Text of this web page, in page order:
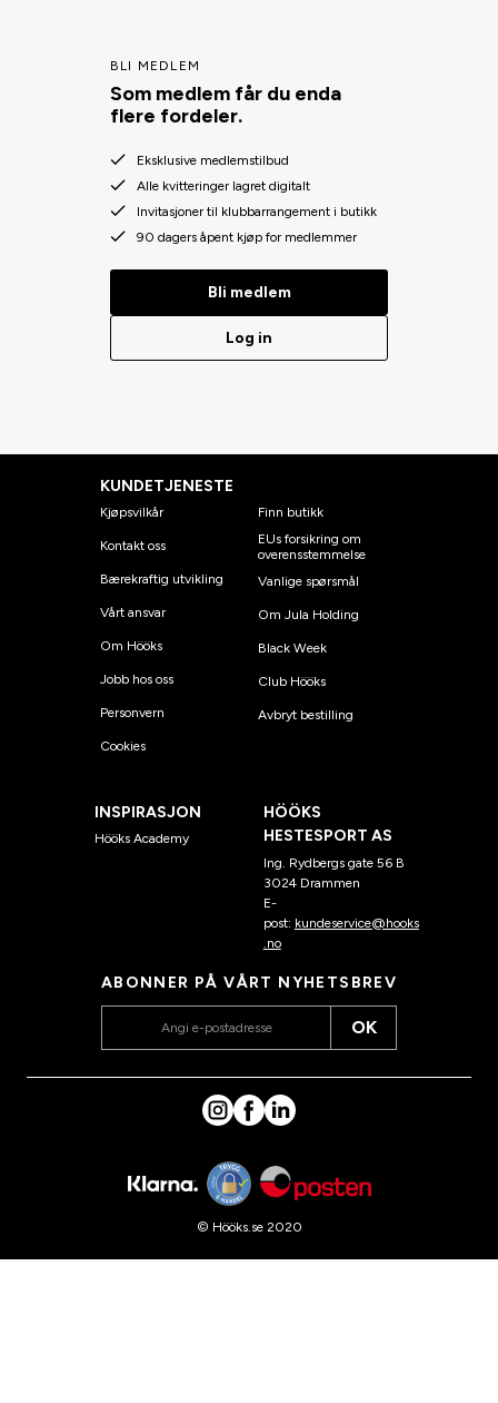
BLI MEDLEM
Som medlem får du enda
flere fordeler.
Eksklusive medlemstilbud
Alle kvitteringer lagret digitalt
Invitasjoner til klubbarrangement i butikk
90 dagers åpent kjøp for medlemmer
Bli medlem
Log in
KUNDETJENESTE
Kjøpsvilkår
Kontakt oss
Bærekraftig utvikling
Vårt ansvar
Om Hööks
Jobb hos oss
Personvern
Cookies
Finn butikk
EUs forsikring om
overensstemmelse
Vanlige spørsmål
Om Jula Holding
Black Week
Club Hööks
Avbryt bestilling
INSPIRASJON
Hööks Academy
HÖÖKS
HESTESPORT AS
Ing. Rydbergs gate 56 B
3024 Drammen
E-
post: kundeservice@hooks
.no
ABONNER PÅ VÅRT NYHETSBREV
OK
© Hööks.se 2020